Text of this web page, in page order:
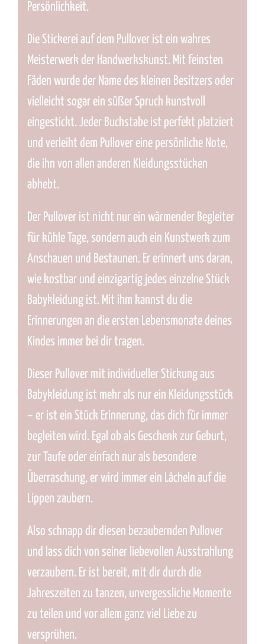
Persönlichkeit.
Die Stickerei auf dem Pullover ist ein wahres
Meisterwerk der Handwerkskunst. Mit feinsten
Fäden wurde der Name des kleinen Besitzers oder
vielleicht sogar ein süßer Spruch kunstvoll
eingestickt. Jeder Buchstabe ist perfekt platziert
und verleiht dem Pullover eine persönliche Note,
die ihn von allen anderen Kleidungsstücken
abhebt.
Der Pullover ist nicht nur ein wärmender Begleiter
für kühle Tage, sondern auch ein Kunstwerk zum
Anschauen und Bestaunen. Er erinnert uns daran,
wie kostbar und einzigartig jedes einzelne Stück
Babykleidung ist. Mit ihm kannst du die
Erinnerungen an die ersten Lebensmonate deines
Kindes immer bei dir tragen.
Dieser Pullover mit individueller Stickung aus
Babykleidung ist mehr als nur ein Kleidungsstück
– er ist ein Stück Erinnerung, das dich für immer
begleiten wird. Egal ob als Geschenk zur Geburt,
zur Taufe oder einfach nur als besondere
Überraschung, er wird immer ein Lächeln auf die
Lippen zaubern.
Also schnapp dir diesen bezaubernden Pullover
und lass dich von seiner liebevollen Ausstrahlung
verzaubern. Er ist bereit, mit dir durch die
Jahreszeiten zu tanzen, unvergessliche Momente
zu teilen und vor allem ganz viel Liebe zu
versprühen.